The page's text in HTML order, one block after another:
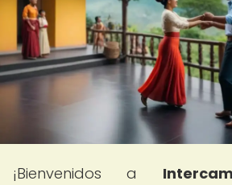
¡Bienvenidos a